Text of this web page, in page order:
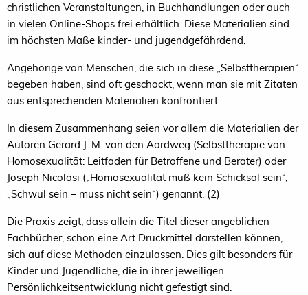
christlichen Veranstaltungen, in Buchhandlungen oder auch
in vielen Online-Shops frei erhältlich. Diese Materialien sind
im höchsten Maße kinder- und jugendgefährdend.
Angehörige von Menschen, die sich in diese „Selbsttherapien“
begeben haben, sind oft geschockt, wenn man sie mit Zitaten
aus entsprechenden Materialien konfrontiert.
In diesem Zusammenhang seien vor allem die Materialien der
Autoren Gerard J. M. van den Aardweg (Selbsttherapie von
Homosexualität: Leitfaden für Betroffene und Berater) oder
Joseph Nicolosi („Homosexualität muß kein Schicksal sein“,
„Schwul sein – muss nicht sein“) genannt. (2)
Die Praxis zeigt, dass allein die Titel dieser angeblichen
Fachbücher, schon eine Art Druckmittel darstellen können,
sich auf diese Methoden einzulassen. Dies gilt besonders für
Kinder und Jugendliche, die in ihrer jeweiligen
Persönlichkeitsentwicklung nicht gefestigt sind.